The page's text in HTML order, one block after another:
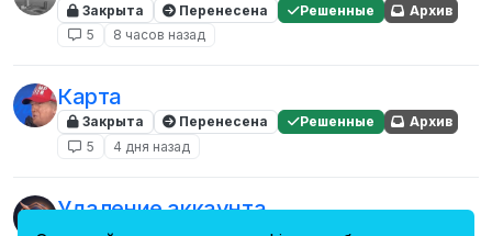
Закрыта Перенесена Решенные
Архив
5
8 часов назад
Карта
Закрыта Перенесена Решенные
Архив
5
4 дня назад
Удаление аккаунта